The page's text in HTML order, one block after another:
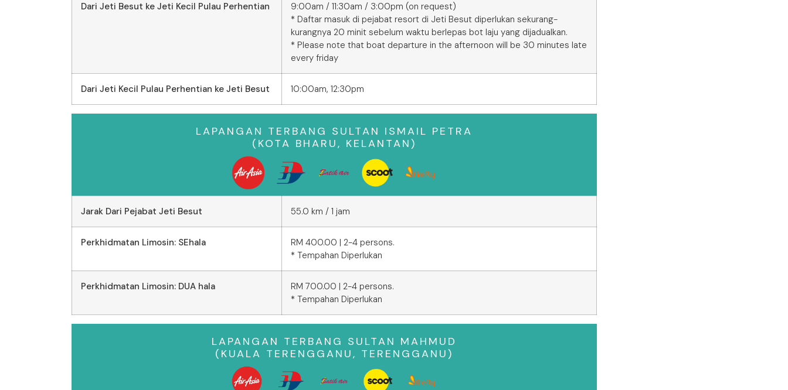
Dari Jeti Besut ke Jeti Kecil Pulau Perhentian
9:00am / 11:30am / 3:00pm (on request)
* Daftar masuk di pejabat resort di Jeti Besut diperlukan sekurang-
kurangnya 20 minit sebelum waktu berlepas bot laju yang dijadualkan.
* Please note that boat departure in the afternoon will be 30 minutes late
every friday
Dari Jeti Kecil Pulau Perhentian ke Jeti Besut 10:00am, 12:30pm
LAPANGAN TERBANG SULTAN ISMAIL PETRA
(KOTA BHARU, KELANTAN)
Jarak Dari Pejabat Jeti Besut 55.0 km / 1 jam
Perkhidmatan Limosin: SEhala
RM 400.00 | 2-4 persons.
* Tempahan Diperlukan
Perkhidmatan Limosin: DUA hala
RM 700.00 | 2-4 persons.
* Tempahan Diperlukan
LAPANGAN TERBANG SULTAN MAHMUD
(KUALA TERENGGANU, TERENGGANU)